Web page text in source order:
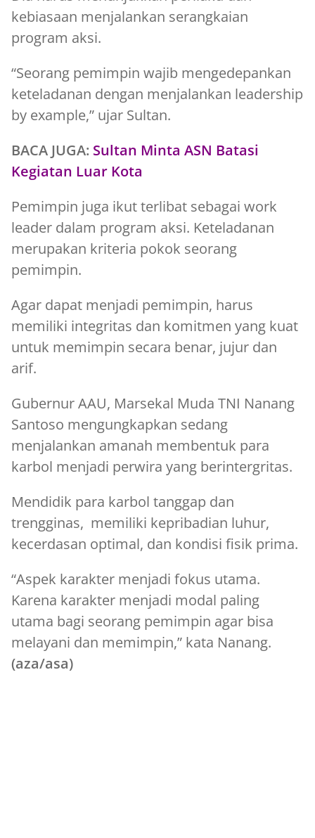
kebiasaan menjalankan serangkaian
program aksi.
“Seorang pemimpin wajib mengedepankan
keteladanan dengan menjalankan leadership
by example,” ujar Sultan.
BACA JUGA: Sultan Minta ASN Batasi
Kegiatan Luar Kota
Pemimpin juga ikut terlibat sebagai work
leader dalam program aksi. Keteladanan
merupakan kriteria pokok seorang
pemimpin.
Agar dapat menjadi pemimpin, harus
memiliki integritas dan komitmen yang kuat
untuk memimpin secara benar, jujur dan
arif.
Gubernur AAU, Marsekal Muda TNI Nanang
Santoso mengungkapkan sedang
menjalankan amanah membentuk para
karbol menjadi perwira yang berintergritas.
Mendidik para karbol tanggap dan
trengginas, memiliki kepribadian luhur,
kecerdasan optimal, dan kondisi fisik prima.
“Aspek karakter menjadi fokus utama.
Karena karakter menjadi modal paling
utama bagi seorang pemimpin agar bisa
melayani dan memimpin,” kata Nanang.
(aza/asa)